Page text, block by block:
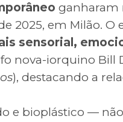
ganharam
2025, em Milão. O
sensorial,
nova-iorquino Bill
), destacando a
e bioplástico —